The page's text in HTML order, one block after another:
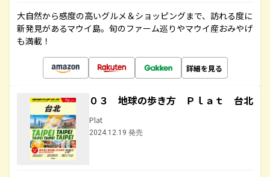
大自然から感度の高いグルメ＆ショッピングまで、訪れる度に
新発見があるマウイ島。旬のファーム巡りやマウイ産おみやげ
も満載！
詳細を見る
０３ 地球の歩き方 Ｐｌａｔ 台北
Plat
2024.12.19 発売